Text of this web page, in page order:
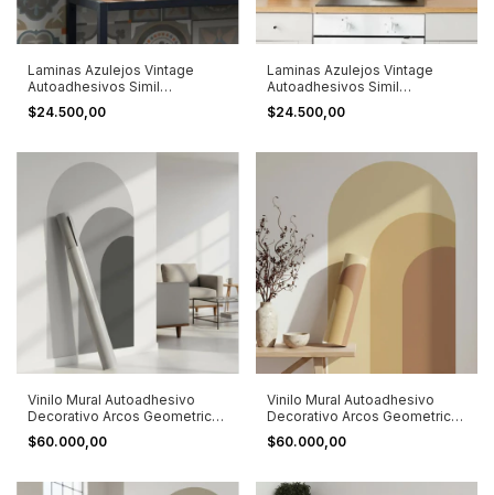
Laminas Azulejos Vintage
Autoadhesivos Simil
Calacareos 32 U Tostados
$24.500,00
Laminas Azulejos Vintage
Autoadhesivos Simil
Calacareos 32 U Turquesa
$24.500,00
Vinilo Mural Autoadhesivo
Decorativo Arcos Geometrico
Stick Gris
$60.000,00
Vinilo Mural Autoadhesivo
Decorativo Arcos Geometrico
Stick Naranja Oscuro
$60.000,00